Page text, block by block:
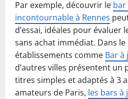
Par exemple, découvrir le bar
incontournable à Rennes
d’essai, idéales pour évaluer
sans achat immédiat. Dans
établissements comme Bar à
d’autres villes présentent un
titres simples et adaptés à 3
amateurs de Paris, les bars à